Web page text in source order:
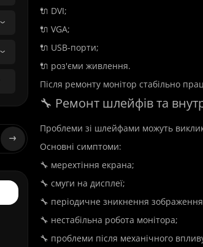
Hit Top
🔌 DVI;
🔌 VGA;
🔌 USB-порти;
🔌 роз'єми живлення.
Після ремонту монітор стабільно
🔧 Ремонт шлейфів та
Проблеми зі шлейфами можуть
Основні симптоми:
🔧 мерехтіння екрана;
🔧 смуги на дисплеї;
🔧 періодичне зникнення
🔧 нестабільна робота монітора;
🔧 проблеми після механічного